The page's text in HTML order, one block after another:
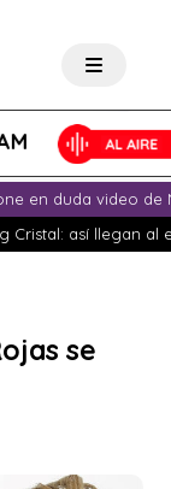
en duda video de
Cristal: así llegan al
se